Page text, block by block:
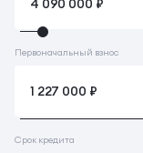
Первоначальный взнос
Срок кредита